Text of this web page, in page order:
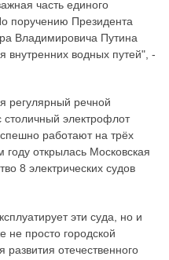
часть единого
поручению Президента
Владимировича Путина
внутренних водных путей", -
регулярный речной
столичный электрофлот
работают на трёх
открылась Московская
8 электрических судов
эти суда, но и
не просто городской
развития отечественного